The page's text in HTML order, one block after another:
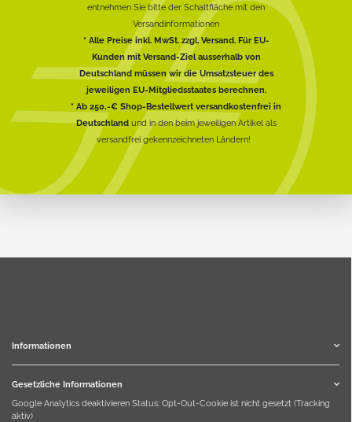
entnehmen Sie bitte der Schaltfläche mit den
Versandinformationen
* Alle Preise inkl. MwSt. zzgl. Versand. Für EU-
Kunden mit Versand-Ziel ausserhalb von
Deutschland müssen wir die Umsatzsteuer des
jeweiligen EU-Mitgliedsstaates berechnen.
* Ab 250,-€ Shop-Bestellwert versandkostenfrei in
Deutschlandund in den beim jeweiligen Artikel als
versandfrei gekennzeichneten Ländern!
Informationen
Gesetzliche Informationen
Google Analytics deaktivieren Status: Opt-Out-Cookie ist nicht gesetzt (Tracking
aktiv)